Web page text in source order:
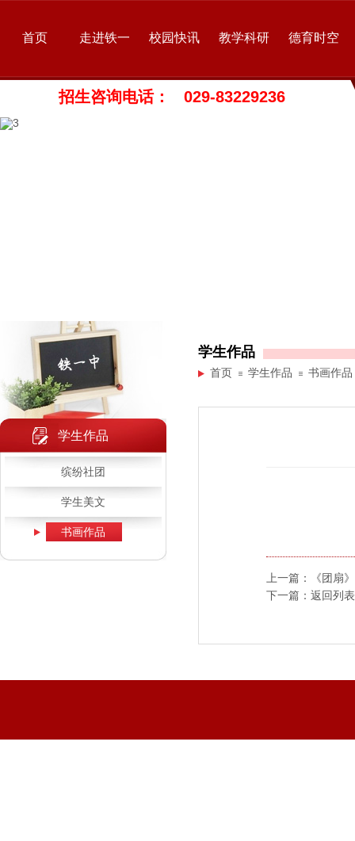
首页 走进铁一 校园快讯 教学科研 德育时空
招生咨询电话： 029-83229236
学生作品
缤纷社团
学生美文
书画作品
学生作品
首页 学生作品 书画作品
上一篇：
《团扇》
下一篇： 返回列表